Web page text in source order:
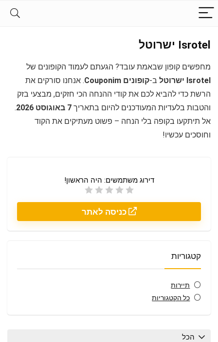
Isrotel ישרוטל
מחפשים קופון שבאמת עובד? הגעתם לעמוד הקופונים של
Isrotel ישרוטל
ב-קופונים Couponim
. אנחנו סורקים את
הרשת כדי להביא לכם את קודי ההנחה הכי חזקים, מבצעי בזק
והטבות בלעדיות המעודכנים להיום בתאריך 7 באוגוסט 2026
.
אל תיתקעו בקופה בלי הנחה – פשוט מעתיקים את הקוד
וחוסכים עכשיו!
דירוג משתמשים: היה הראשון!
כניסה לאתר
קטגוריות
תיירות
כל הקטגוריות
הכל